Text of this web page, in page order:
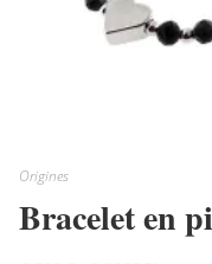
Origines
Bracelet en